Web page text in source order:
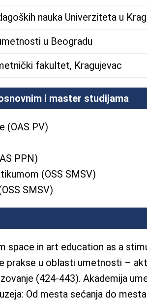
nauka Univerziteta u
u Beogradu
fakultet, Kragujevac
i master studijama
(OAS PV)
PPN)
(OSS SMSV)
SMSV)
space in art education as a
prakse u oblasti umetnosti –
(424-443). Akademija
Od mesta sećanja do